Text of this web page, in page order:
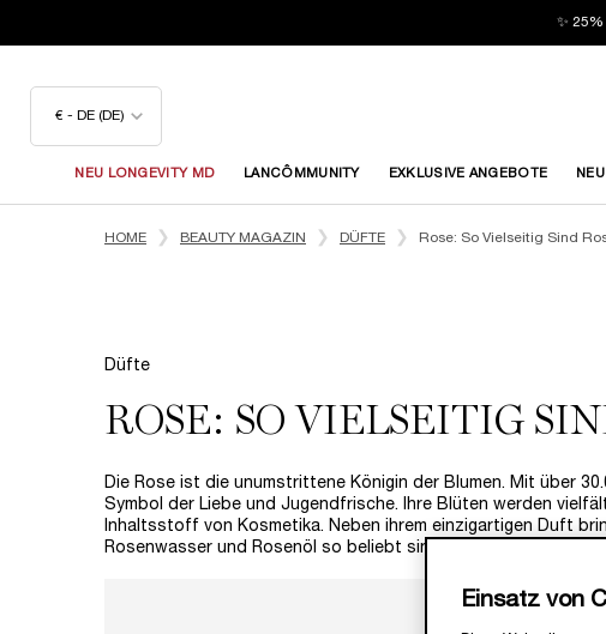
✨
€ - DE (DE)
NEU LONGEVITY MD LANCÔMMUNITY EXKLUSIVE ANGEBOTE
HOME
BEAUTY MAGAZIN DÜFTE Rose: So Vielseitig Sind
Düfte
ROSE: SO VIELSEITIG
Die Rose ist die unumstrittene Königin der Blumen. Mit über
Symbol der Liebe und Jugendfrische. Ihre Blüten werden
Inhaltsstoff von Kosmetika. Neben ihrem einzigartigen Duft
Rosenwasser und Rosenöl so beliebt sind und bei welchen
Einsatz von